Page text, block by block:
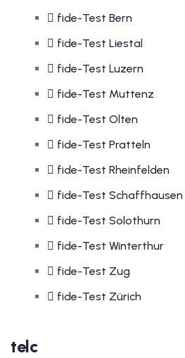
fide-Test Bern
fide-Test Liestal
fide-Test Luzern
fide-Test Muttenz
fide-Test Olten
fide-Test Pratteln
fide-Test Rheinfelden
fide-Test Schaffhausen
fide-Test Solothurn
fide-Test Winterthur
fide-Test Zug
fide-Test Zürich
telc